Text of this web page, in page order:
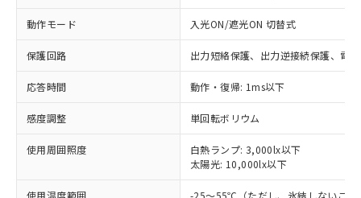
動作モード 入光ON/遮光ON 切替式
保護回路 出力短絡保護、出力逆接続保護、電
応答時間 動作・復帰: 1ms以下
感度調整 単回転ボリウム
使用周囲照度
白熱ランプ: 3,000lx以下
太陽光: 10,000lx以下
使用温度範囲 -25～55℃（ただし、氷結しないこと
非含有に対応した製品が提供可能な商品で
対応予定：EU RoHS指令（10物質）の非含